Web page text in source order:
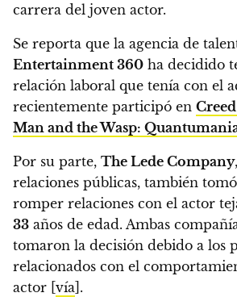
carrera del joven actor.
Se reporta que la agencia de
Entertainment 360 ha decidido
relación laboral que tenía con el
recientemente participó en
Man and the Wasp:
Por su parte, The Lede Company
relaciones públicas, también
romper relaciones con el actor
33 años de edad. Ambas
tomaron la decisión debido a los
relacionados con el
actor vía ].